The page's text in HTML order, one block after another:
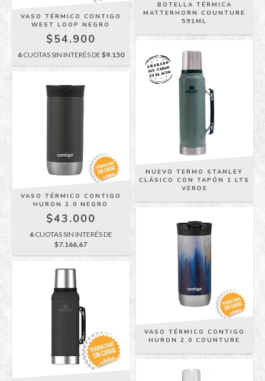
VASO TÉRMICO CONTIGO
WEST LOOP NEGRO
$54.900
6 CUOTAS SIN INTERÉS DE $9.150
BOTELLA TÉRMICA
MATTERHORN COUNTURE
591ML
VASO TÉRMICO CONTIGO
HURON 2.0 NEGRO
$43.000
6 CUOTAS SIN INTERÉS DE
$7.166,67
NUEVO TERMO STANLEY
CLÁSICO CON TAPÓN 1 LTS
VERDE
VASO TÉRMICO CONTIGO
HURON 2.0 COUNTURE